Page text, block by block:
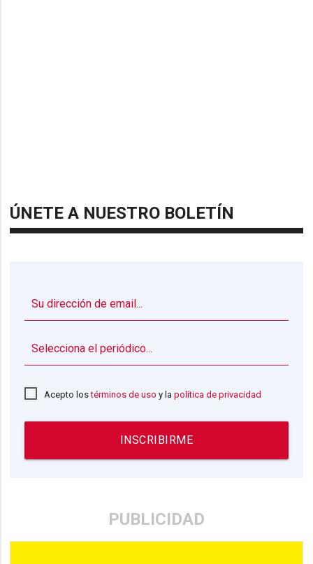
ÚNETE A NUESTRO BOLETÍN
Acepto lostérminos de uso y lapolítica de privacidad
INSCRIBIRME
PUBLICIDAD